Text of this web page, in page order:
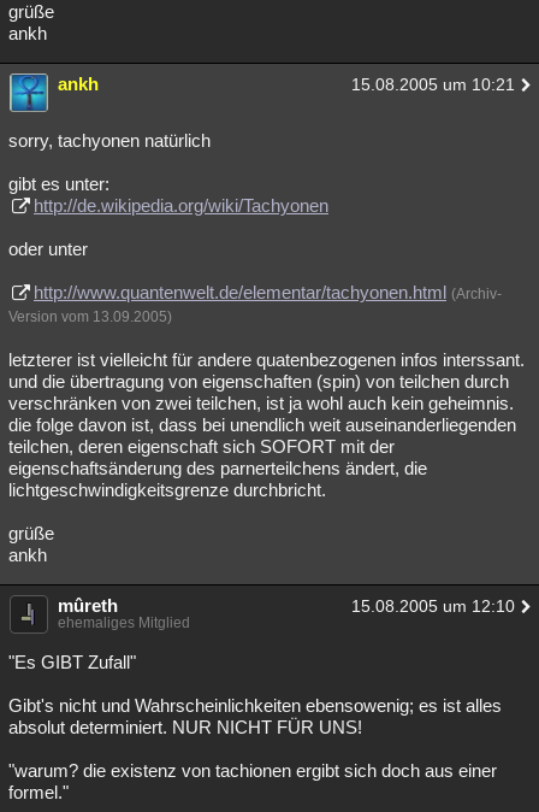
grüße
ankh
ankh 15.08.2005 um 10:21
sorry, tachyonen natürlich
gibt es unter:
http://de.wikipedia.org/wiki/Tachyonen
oder unter
http://www.quantenwelt.de/elementar/tachyonen.html (Archiv-
Version vom 13.09.2005)
letzterer ist vielleicht für andere quatenbezogenen infos interssant.
und die übertragung von eigenschaften (spin) von teilchen durch
verschränken von zwei teilchen, ist ja wohl auch kein geheimnis.
die folge davon ist, dass bei unendlich weit auseinanderliegenden
teilchen, deren eigenschaft sich SOFORT mit der
eigenschaftsänderung des parnerteilchens ändert, die
lichtgeschwindigkeitsgrenze durchbricht.
grüße
ankh
mûreth 15.08.2005 um 12:10
ehemaliges Mitglied
"Es GIBT Zufall"
Gibt's nicht und Wahrscheinlichkeiten ebensowenig; es ist alles
absolut determiniert. NUR NICHT FÜR UNS!
"warum? die existenz von tachionen ergibt sich doch aus einer
formel."